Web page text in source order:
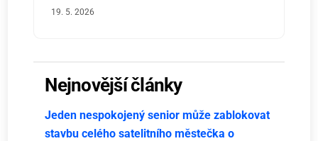
19. 5. 2026
Nejnovější články
Jeden nespokojený senior může zablokovat
stavbu celého satelitního městečka o